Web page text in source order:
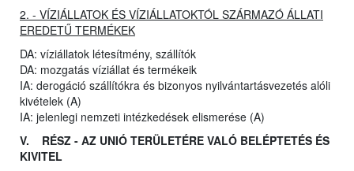
2. - VÍZIÁLLATOK ÉS VÍZIÁLLATOKTÓL SZÁRMAZÓ ÁLLATI
EREDETŰ TERMÉKEK
DA: víziállatok létesítmény, szállítók
DA: mozgatás víziállat és termékeik
IA: derogáció szállítókra és bizonyos nyilvántartásvezetés alóli
kivételek (A)
IA: jelenlegi nemzeti intézkedések elismerése (A)
V. RÉSZ - AZ UNIÓ TERÜLETÉRE VALÓ BELÉPTETÉS ÉS
KIVITEL